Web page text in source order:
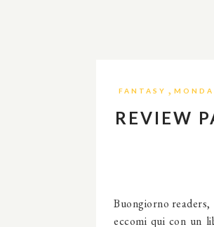
FANTASY ,
REVIEW
Buongiorno readers,
eccomi qui con un